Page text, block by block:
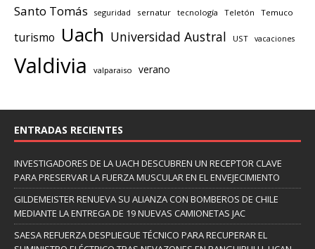
Santo Tomás seguridad sernatur tecnología Teletón Temuco
turismo Uach Universidad Austral UST vacaciones
Valdivia valparaiso verano
ENTRADAS RECIENTES
INVESTIGADORES DE LA UACH DESCUBREN UN RECEPTOR CLAVE
PARA PRESERVAR LA FUERZA MUSCULAR EN EL ENVEJECIMIENTO
GILDEMEISTER RENUEVA SU ALIANZA CON BOMBEROS DE CHILE
MEDIANTE LA ENTREGA DE 19 NUEVAS CAMIONETAS JAC
SAESA REFUERZA DESPLIEGUE TÉCNICO PARA RECUPERAR EL